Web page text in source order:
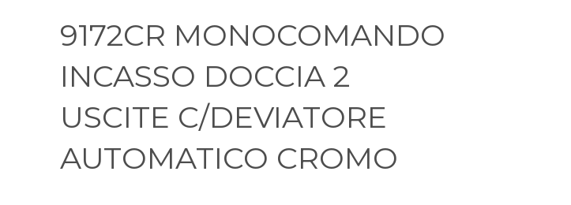
9172CR MONOCOMANDO
INCASSO DOCCIA 2
USCITE C/DEVIATORE
AUTOMATICO CROMO